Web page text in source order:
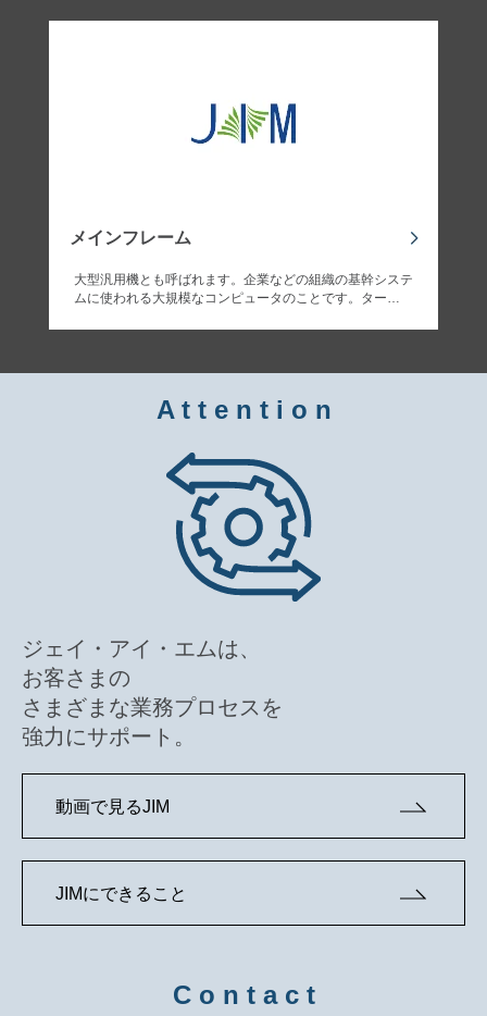
メインフレーム
大型汎用機とも呼ばれます。企業などの組織の基幹システ
ムに使われる大規模なコンピュータのことです。ター…
A t t e n t i o n
ジェイ・アイ・エムは、
お客さまの
さまざまな業務プロセスを
強力にサポート。
動画で見るJIM
JIMにできること
C o n t a c t